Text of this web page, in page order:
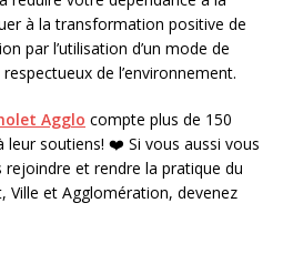
à la transformation positive de
par l’utilisation d’un mode de
de l’environnement.
Agglo compte plus de 150
leur soutiens! ❤️ Si vous aussi vous
et rendre la pratique du
Ville et Agglomération, devenez